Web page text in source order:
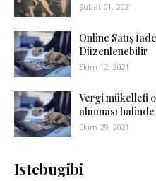
Şubat 01, 2021
Online Satış
Düzenlenebilir
Ekim 12, 2021
Vergi mükellefi
alınması
Ekim 29, 2021
Istebugibi